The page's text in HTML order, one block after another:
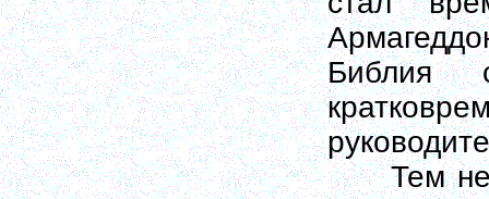
Библия
Тем не